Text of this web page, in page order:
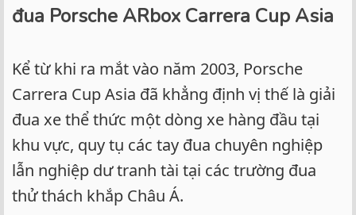
đua Porsche ARbox Carrera Cup Asia
Kể từ khi ra mắt vào năm 2003, Porsche
Carrera Cup Asia đã khẳng định vị thế là giải
đua xe thể thức một dòng xe hàng đầu tại
khu vực, quy tụ các tay đua chuyên nghiệp
lẫn nghiệp dư tranh tài tại các trường đua
thử thách khắp Châu Á.